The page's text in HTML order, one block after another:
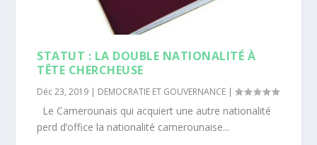
STATUT : LA DOUBLE NATIONALITÉ À
TÊTE CHERCHEUSE
Déc 23, 2019 | DEMOCRATIE ET GOUVERNANCE |
Le Camerounais qui acquiert une autre nationalité
perd d’office la nationalité camerounaise...